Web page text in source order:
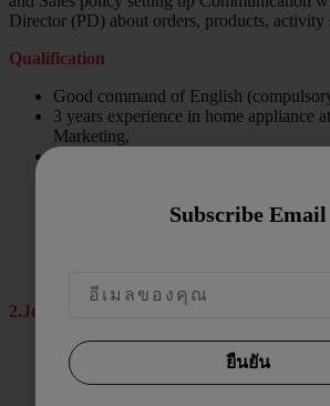
Director (PD) about orders, products, activity
Qualification
Good command of English
3 years experience in home appliance
Marketing,
Experience dealing with China
Able to work in fast paced environment.
2.Job Description of Sales KWH (Kitchen
Sell electrical appliances to customers
channels, including retail stores,
(MT).
Subscribe Email
ยืนยัน